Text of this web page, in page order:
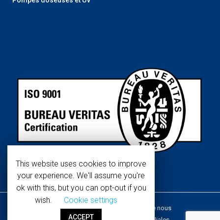
Copyright © 2019 WaterTech.
À propos de nous
This website uses cookies to improve
your experience. We'll assume you're
ok with this, but you can opt-out if you
wish.
Cookie settings
ACCEPT